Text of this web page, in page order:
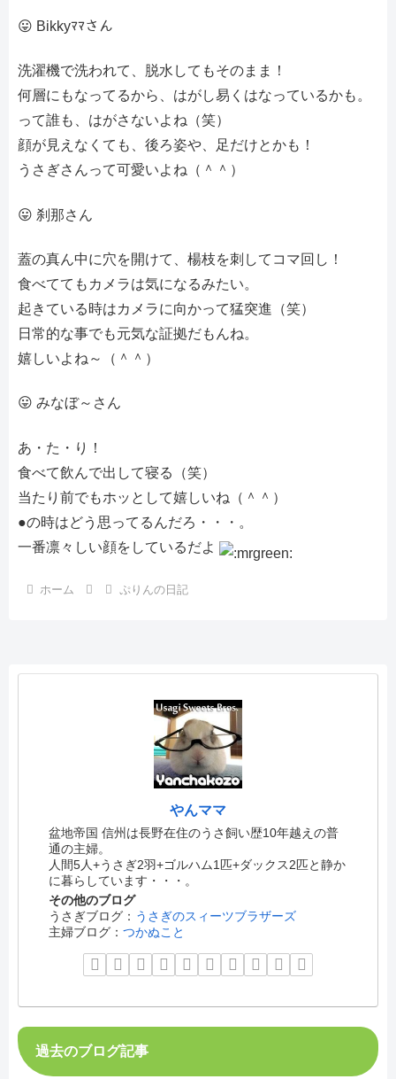
😛 Bikkyﾏﾏさん
洗濯機で洗われて、脱水してもそのまま！
何層にもなってるから、はがし易くはなっているかも。
って誰も、はがさないよね（笑）
顔が見えなくても、後ろ姿や、足だけとかも！
うさぎさんって可愛いよね（＾＾）
😛 刹那さん
蓋の真ん中に穴を開けて、楊枝を刺してコマ回し！
食べててもカメラは気になるみたい。
起きている時はカメラに向かって猛突進（笑）
日常的な事でも元気な証拠だもんね。
嬉しいよね～（＾＾）
😛 みなぼ～さん
あ・た・り！
食べて飲んで出して寝る（笑）
当たり前でもホッとして嬉しいね（＾＾）
●の時はどう思ってるんだろ・・・。
一番凛々しい顔をしているだよ
ホーム ぷりんの日記
やんママ
盆地帝国 信州は長野在住のうさ飼い歴10年越えの普
通の主婦。
人間5人+うさぎ2羽+ゴルハム1匹+ダックス2匹と静か
に暮らしています・・・。
その他のブログ
うさぎブログ： うさぎのスィーツブラザーズ
主婦ブログ：つかぬこと
過去のブログ記事